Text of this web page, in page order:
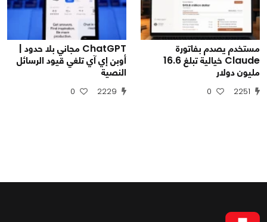
مستخدم يصدم بفاتورة
Claude خيالية تبلغ 16.6
مليون دولار
2251
0
ChatGPT مجاني بلا حدود |
أوبن إي آي تلغي قيود الرسائل
النصية
2229
0